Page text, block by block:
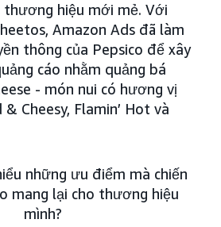
thương hiệu mới mẻ. Với
Amazon Ads đã làm
thông của Pepsico để xây
cáo nhằm quảng bá
- món nui có hương vị
Cheesy, Flamin’ Hot và
những ưu điểm mà chiến
mang lại cho thương hiệu
mình?